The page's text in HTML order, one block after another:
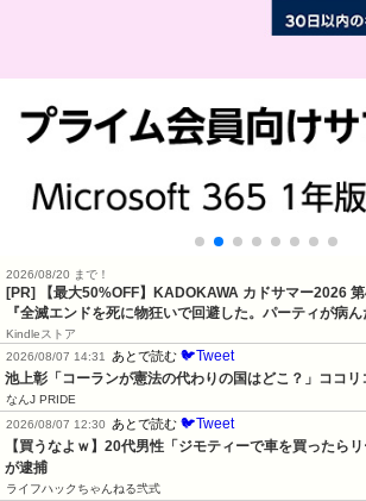
2026/08/20 まで！
[PR]
【最大50%OFF】KADOKAWA カドサマー2026
『全滅エンドを死に物狂いで回避した。パーティが病
Kindleストア
2026/08/07 14:31
あとで読む 🐦Tweet
池上彰「コーランが憲法の代わりの国はどこ？」ココリ
なんJ PRIDE
2026/08/07 12:30
あとで読む 🐦Tweet
【買うなよｗ】20代男性「ジモティーで車を買ったら
が逮捕
ライフハックちゃんねる弐式